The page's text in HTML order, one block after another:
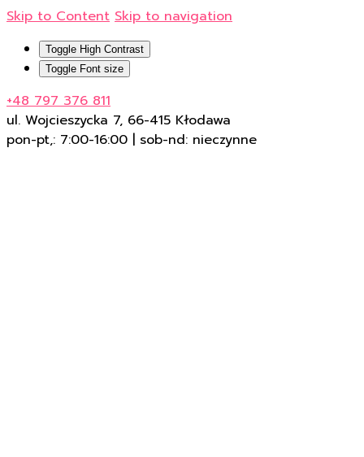
Skip to Content Skip to navigation
Toggle High Contrast
Toggle Font size
+48 797 376 811
ul. Wojcieszycka 7, 66-415 Kłodawa
pon-pt,: 7:00-16:00 | sob-nd: nieczynne